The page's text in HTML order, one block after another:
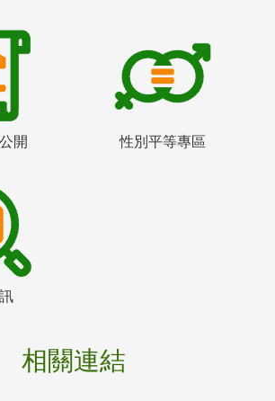
開 性別平等專區
相關連結